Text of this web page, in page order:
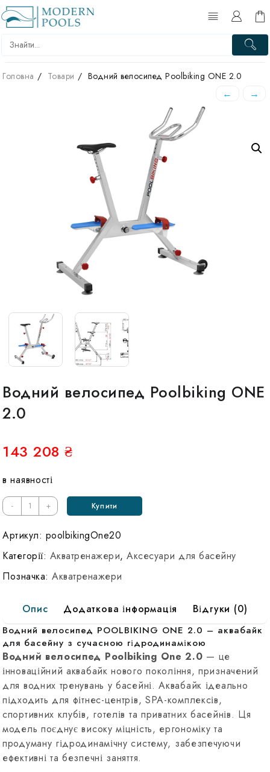
Перейти
до
вмісту
Головна Товари Водний велосипед Poolbiking ONE 2.0
← →
Водний велосипед Poolbiking ONE
2.0
143 208 ₴
в наявності
-
Кількість
Водный
велосипед
Poolbiking
ONE
2.0
+ Купити
Артикул: poolbikingOne20
Категорії: Акватренажери, Аксесуари для басейну
Позначка: Акватренажери
Опис Додаткова інформація Відгуки (0)
Водний велосипед POOLBIKING ONE 2.0 – аквабайк
для басейну з сучасною гідродинамікою
Водний велосипед Poolbiking One 2.0 — це
інноваційний аквабайк нового покоління, призначений
для водних тренувань у басейні. Аквабайк ідеально
підходить для фітнес-центрів, SPA-комплексів,
спортивних клубів, готелів та приватних басейнів. Ця
модель поєднує високу міцність, ергономіку та
продуману гідродинамічну систему, забезпечуючи
ефективні та безпечні заняття.